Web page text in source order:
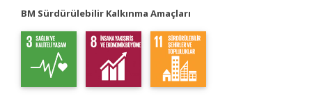
BM Sürdürülebilir Kalkınma Amaçları